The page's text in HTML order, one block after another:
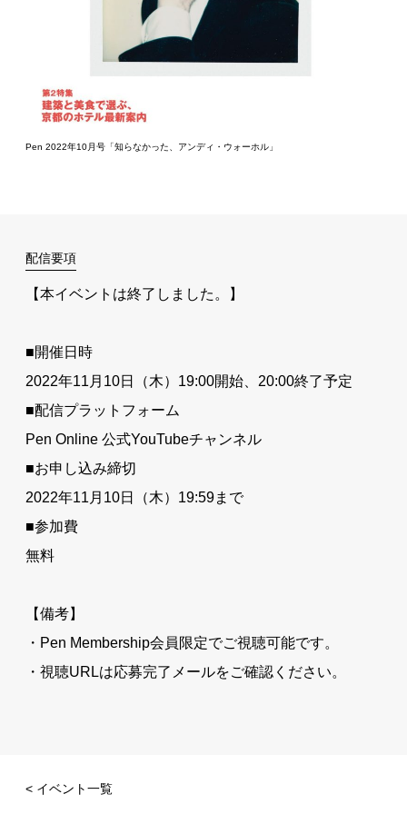
Pen 2022年10月号「知らなかった、アンディ・ウォーホル」
配信要項
【本イベントは終了しました。】
■開催日時
2022年11月10日（木）19:00開始、20:00終了予定
■配信プラットフォーム
Pen Online 公式YouTubeチャンネル
■お申し込み締切
2022年11月10日（木）19:59まで
■参加費
無料
【備考】
・Pen Membership会員限定でご視聴可能です。
・視聴URLは応募完了メールをご確認ください。
< イベント一覧